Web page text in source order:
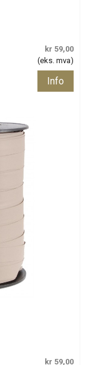
kr 59,00
(eks. mva)
Info
kr 59,00